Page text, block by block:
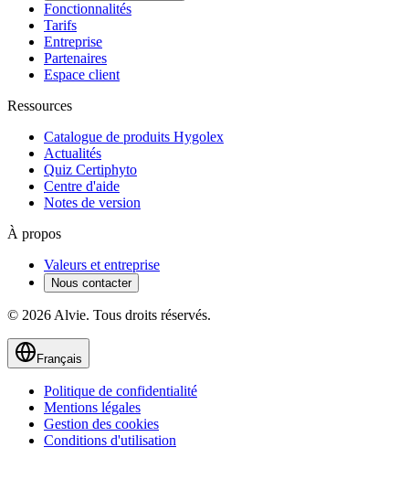
Fonctionnalités
Tarifs
Entreprise
Partenaires
Espace client
Ressources
Catalogue de produits Hygolex
Actualités
Quiz Certiphyto
Centre d'aide
Notes de version
À propos
Valeurs et entreprise
Nous contacter
© 2026 Alvie. Tous droits réservés.
Français
Politique de confidentialité
Mentions légales
Gestion des cookies
Conditions d'utilisation